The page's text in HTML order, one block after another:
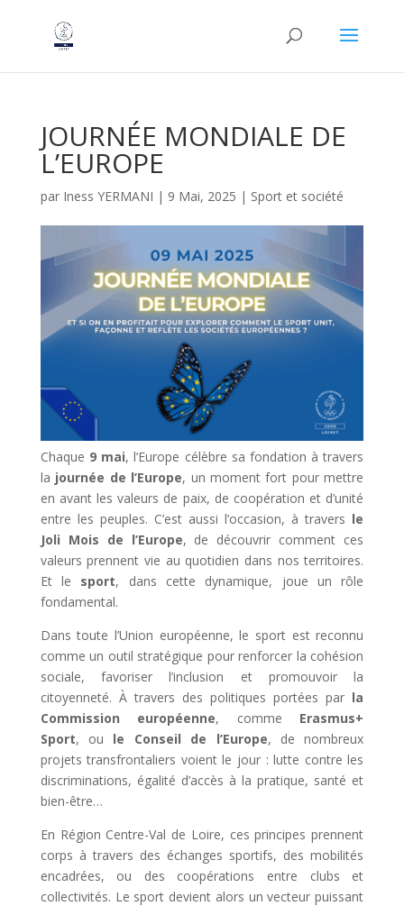
JOURNÉE MONDIALE DE
L’EUROPE
par Iness YERMANI | 9 Mai, 2025 | Sport et société
Chaque 9 mai, l’Europe célèbre sa fondation à travers
la journée de l’Europe, un moment fort pour mettre
en avant les valeurs de paix, de coopération et d’unité
entre les peuples. C’est aussi l’occasion, à travers le
Joli Mois de l’Europe, de découvrir comment ces
valeurs prennent vie au quotidien dans nos territoires.
Et le sport, dans cette dynamique, joue un rôle
fondamental.
Dans toute l’Union européenne, le sport est reconnu
comme un outil stratégique pour renforcer la cohésion
sociale, favoriser l’inclusion et promouvoir la
citoyenneté. À travers des politiques portées par la
Commission européenne, comme Erasmus+
Sport, ou le Conseil de l’Europe, de nombreux
projets transfrontaliers voient le jour : lutte contre les
discriminations, égalité d’accès à la pratique, santé et
bien-être…
En Région Centre-Val de Loire, ces principes prennent
corps à travers des échanges sportifs, des mobilités
encadrées, ou des coopérations entre clubs et
collectivités. Le sport devient alors un vecteur puissant